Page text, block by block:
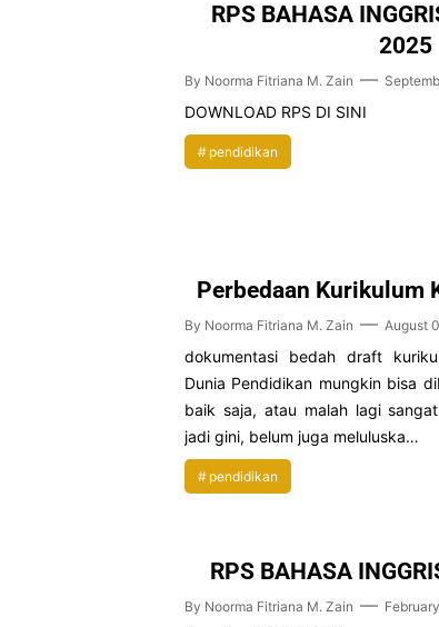
RPS BAHASA
2025
By Noorma Fitriana M. Zain
DOWNLOAD RPS DI SINI
pendidikan
Perbedaan Kurikulum
By Noorma Fitriana M. Zain August
dokumentasi bedah draft
Dunia Pendidikan mungkin bisa
baik saja, atau malah lagi
jadi gini, belum juga meluluska…
pendidikan
RPS BAHASA
By Noorma Fitriana M. Zain